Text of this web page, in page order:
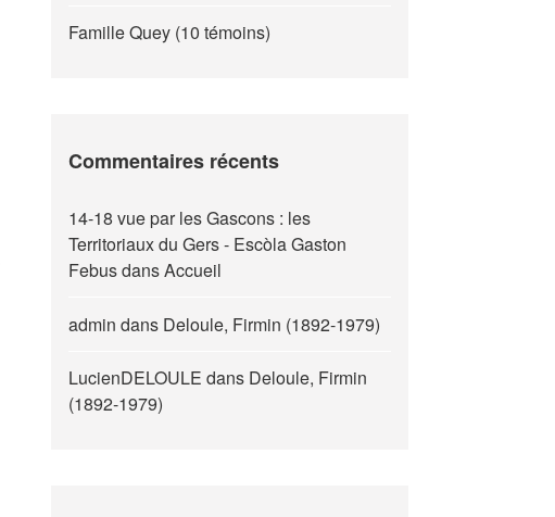
Famille Quey (10 témoins)
Commentaires récents
14-18 vue par les Gascons : les
Territoriaux du Gers - Escòla Gaston
FebusdansAccueil
admin dans Deloule, Firmin (1892-1979)
LucienDELOULE dans Deloule, Firmin
(1892-1979)